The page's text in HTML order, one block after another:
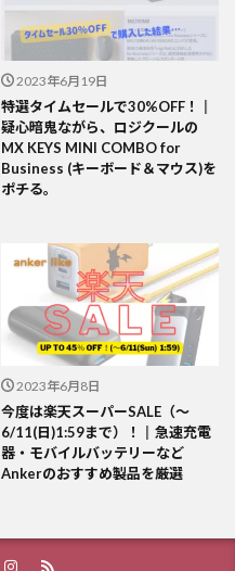
2023年6月19日
特選タイムセールで30%OFF！║
疑心暗鬼ながら、ロジクールの
MX KEYS MINI COMBO for
Business (キーボード＆マウス)を
ポチる。
2023年6月8日
今度は楽天スーパーSALE（～
6/11(日)1:59まで）！║急速充電
器・モバイルバッテリーなど
Ankerのおすすめ製品を厳選